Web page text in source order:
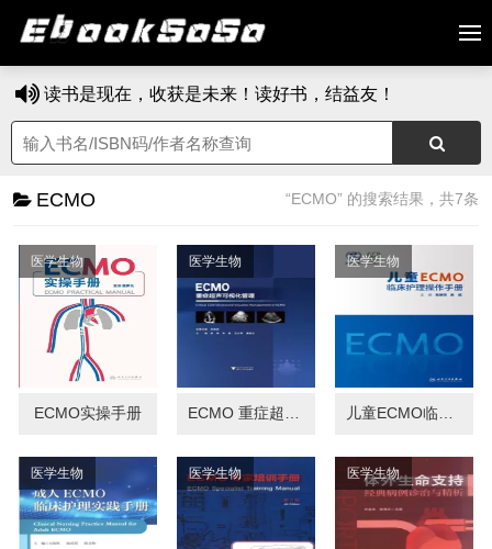
读书是现在，收获是未来！读好书，结益友！
ECMO “ECMO” 的搜索结果，共7条
医学生物
ECMO实操手册
医学生物 医学生物
医学生物 医学生物 医学生物